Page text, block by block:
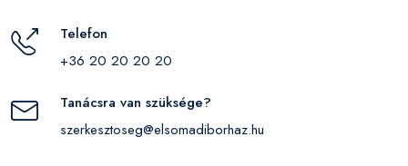
Telefon
+36 20 20 20 20
Tanácsra van szüksége?
szerkesztoseg@elsomadiborhaz.hu